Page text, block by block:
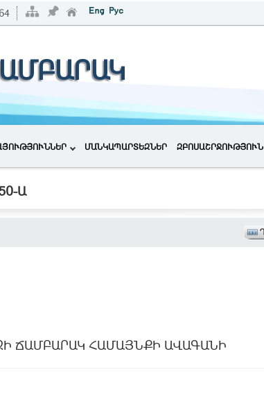
ՄԱՆԿԱՊԱՐՏԵԶՆԵՐ ԶԲՈՍԱՇՐՋՈՒԹՅՈՒՆ
Ա
ՃԱՄԲԱՐԱԿ ՀԱՄԱՅՆՔԻ ԱՎԱԳԱՆԻ